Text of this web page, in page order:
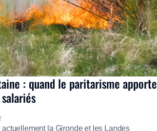
: quand le paritarisme apporte
la Gironde et les Landes